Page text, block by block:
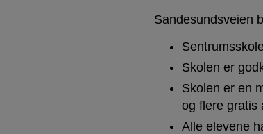
Sandesundsveien
Skolen er
Skolen er en
og flere gratis
Alle elevene